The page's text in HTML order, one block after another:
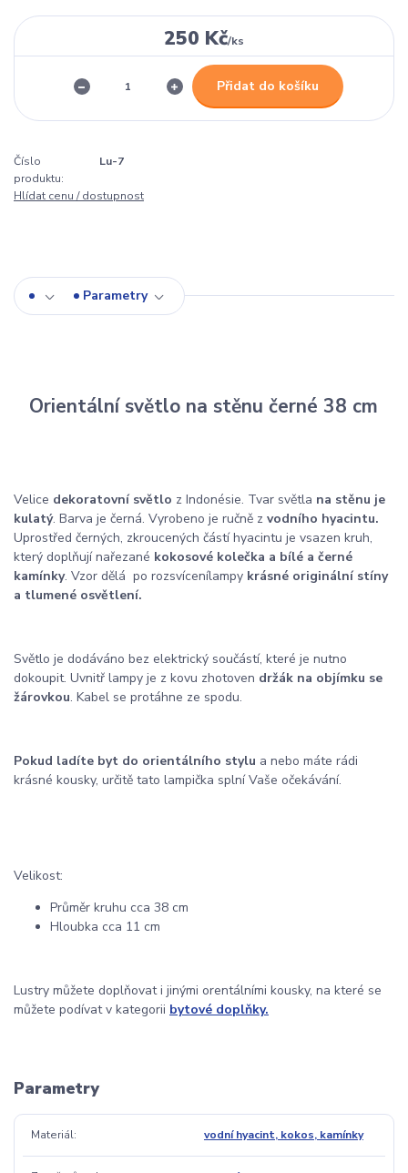
250 Kč/ks
Přidat do košíku
Číslo
produktu:
Lu-7
Hlídat cenu / dostupnost
Parametry
Orientální světlo na stěnu černé 38 cm
Velice dekoratovní světlo z Indonésie. Tvar světla na stěnu je
kulatý. Barva je černá. Vyrobeno je ručně z vodního hyacintu.
Uprostřed černých, zkroucených částí hyacintu je vsazen kruh,
který doplňují nařezané kokosové kolečka a bílé a černé
kamínky. Vzor dělá po rozsvícenílampy krásné originální stíny
a tlumené osvětlení.
Světlo je dodáváno bez elektrický součástí, které je nutno
dokoupit. Uvnitř lampy je z kovu zhotoven držák na objímku se
žárovkou. Kabel se protáhne ze spodu.
Pokud ladíte byt do orientálního stylu a nebo máte rádi
krásné kousky, určitě tato lampička splní Vaše očekávání.
Velikost:
Průměr kruhu cca 38 cm
Hloubka cca 11 cm
Lustry můžete doplňovat i jinými orentálními kousky, na které se
můžete podívat v kategorii bytové doplňky.
Parametry
Materiál vodní hyacint, kokos, kamínky